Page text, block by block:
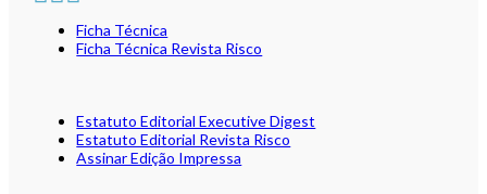
Ficha Técnica
Ficha Técnica Revista Risco
Estatuto Editorial Executive Digest
Estatuto Editorial Revista Risco
Assinar Edição Impressa